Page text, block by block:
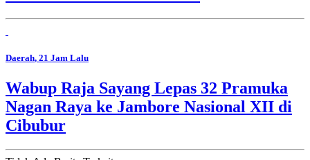
Daerah, 21 Jam Lalu
Wabup Raja Sayang Lepas 32 Pramuka
Nagan Raya ke Jambore Nasional XII di
Cibubur